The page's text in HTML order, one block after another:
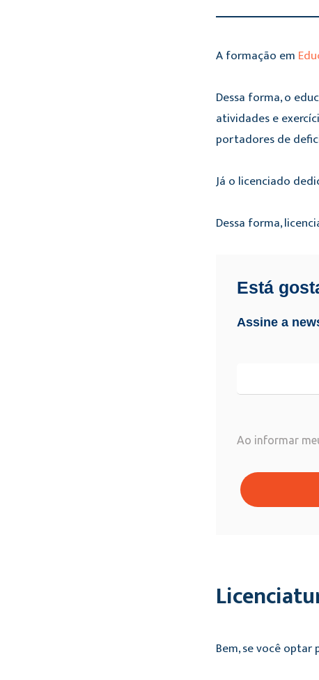
A formação em
Dessa forma, o
atividades e
portadores de
Já o licenciado
Dessa forma,
Está
Assine a
Ao informar
Bem, se você optar